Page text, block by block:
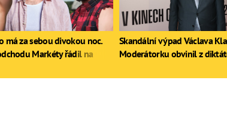
má za sebou divokou noc.
Markéty řádil na
Skandální výpad Václava
Moderátorku obvinil z